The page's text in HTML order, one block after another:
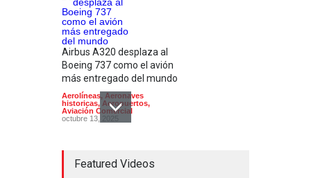
Airbus A320 desplaza al
Boeing 737 como el avión
más entregado del mundo
Aerolíneas, Aeronaves
historicas, Aeropuertos,
Aviación Comercial
octubre 13, 2025
Featured Videos